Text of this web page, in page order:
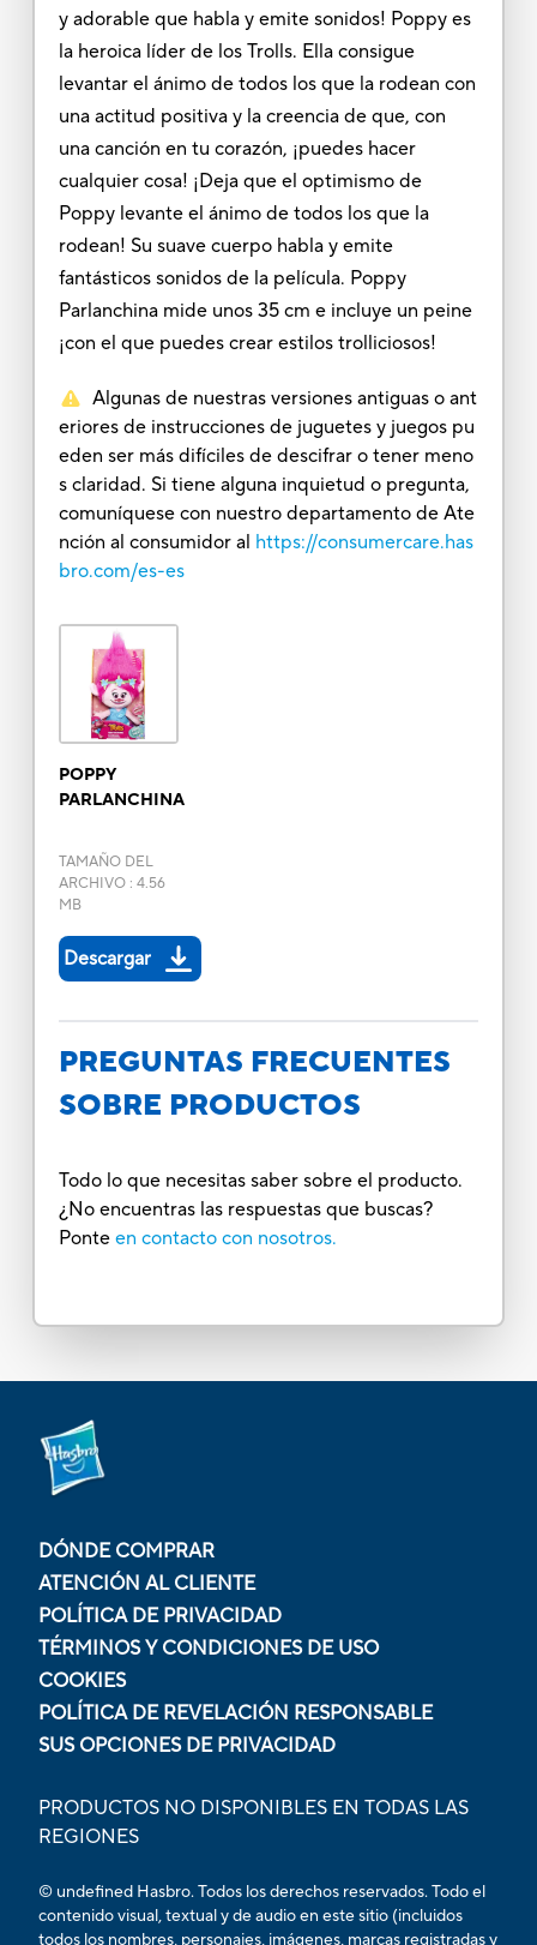
y adorable que habla y emite sonidos! Poppy es
la heroica líder de los Trolls. Ella consigue
levantar el ánimo de todos los que la rodean con
una actitud positiva y la creencia de que, con
una canción en tu corazón, ¡puedes hacer
cualquier cosa! ¡Deja que el optimismo de
Poppy levante el ánimo de todos los que la
rodean! Su suave cuerpo habla y emite
fantásticos sonidos de la película. Poppy
Parlanchina mide unos 35 cm e incluye un peine
¡con el que puedes crear estilos trolliciosos!
Algunas de nuestras versiones antiguas o ant
eriores de instrucciones de juguetes y juegos pu
eden ser más difíciles de descifrar o tener meno
s claridad. Si tiene alguna inquietud o pregunta,
comuníquese con nuestro departamento de Ate
nción al consumidor al https://consumercare.has
bro.com/es-es
POPPY
PARLANCHINA
TAMAÑO DEL
ARCHIVO: 4.56
MB
Descargar
PREGUNTAS FRECUENTES
SOBRE PRODUCTOS
Todo lo que necesitas saber sobre el producto.
¿No encuentras las respuestas que buscas?
Ponte en contacto con nosotros.
DÓNDE COMPRAR
ATENCIÓN AL CLIENTE
POLÍTICA DE PRIVACIDAD
TÉRMINOS Y CONDICIONES DE USO
COOKIES
POLÍTICA DE REVELACIÓN RESPONSABLE
SUS OPCIONES DE PRIVACIDAD
PRODUCTOS NO DISPONIBLES EN TODAS LAS
REGIONES
© undefined Hasbro. Todos los derechos reservados. Todo el
contenido visual, textual y de audio en este sitio (incluidos
todos los nombres, personajes, imágenes, marcas registradas y